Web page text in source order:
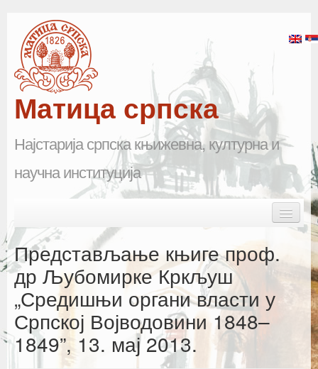
Матица српска
Најстарија српска књижевна, културна и
научна институција
Почетна
Матица српска
Научна одељења
Каталог издања
Летопис Матице српске
Представљање књиге проф.
др Љубомирке Кркљуш
„Средишњи органи власти у
Српској Војводовини 1848–
1849”, 13. мај 2013.